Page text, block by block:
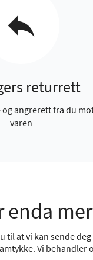
returrett
og angrerett fra du
varen
enda
til at vi kan sende
Vi behandler